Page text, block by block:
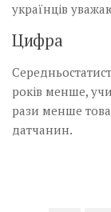
українців
Цифра
років менше,
рази менше
датчанин.